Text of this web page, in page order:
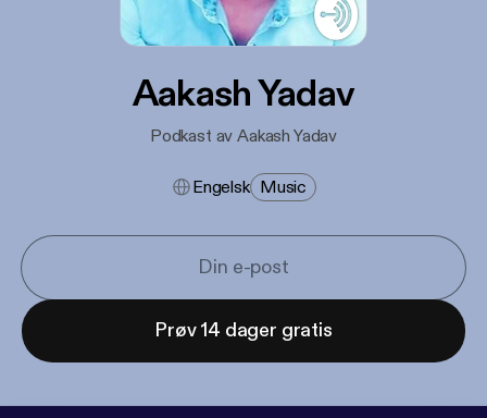
Aakash Yadav
Podkast av Aakash Yadav
Engelsk Music
Prøv 14 dager gratis